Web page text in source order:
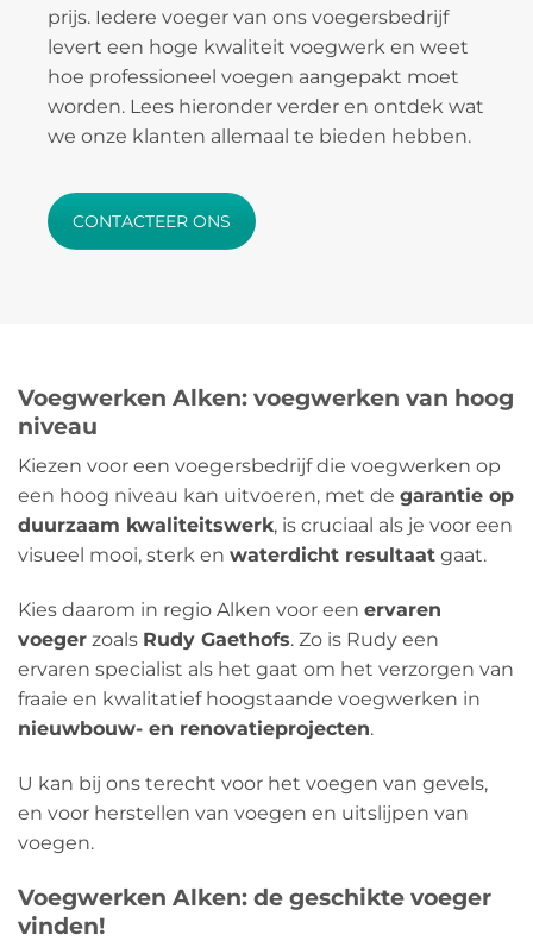
prijs. Iedere voeger van ons voegersbedrijf
levert een hoge kwaliteit voegwerk en weet
hoe professioneel voegen aangepakt moet
worden. Lees hieronder verder en ontdek wat
we onze klanten allemaal te bieden hebben.
CONTACTEER ONS
Voegwerken Alken: voegwerken van hoog
niveau
Kiezen voor een voegersbedrijf die voegwerken op
een hoog niveau kan uitvoeren, met de garantie op
duurzaam kwaliteitswerk, is cruciaal als je voor een
visueel mooi, sterk en waterdicht resultaat gaat.
Kies daarom in regio Alken voor een ervaren
voeger zoals Rudy Gaethofs. Zo is Rudy een
ervaren specialist als het gaat om het verzorgen van
fraaie en kwalitatief hoogstaande voegwerken in
nieuwbouw- en renovatieprojecten.
U kan bij ons terecht voor het voegen van gevels,
en voor herstellen van voegen en uitslijpen van
voegen.
Voegwerken Alken: de geschikte voeger
vinden!